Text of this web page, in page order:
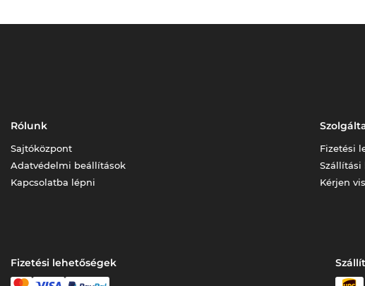
Rólunk
Sajtóközpont
Adatvédelmi beállítások
Kapcsolatba lépni
Fizetési
Szállítási
Kérjen
Fizetési lehetőségek